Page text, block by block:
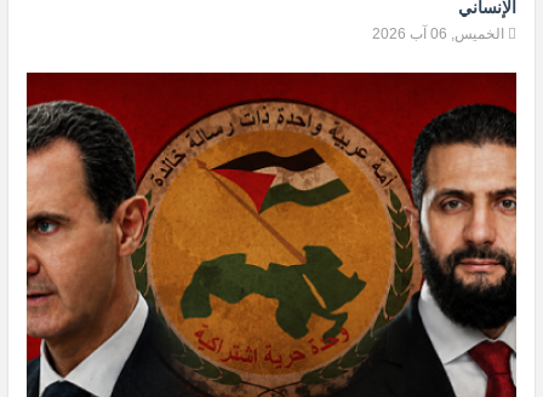
الإنساني
الخميس, 06 آب 2026